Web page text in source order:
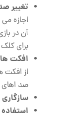
تغییر
اجازه
آن در
برای کلک
افکت
از
صد اهای
استفاده